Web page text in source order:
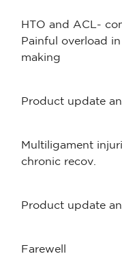
HTO and ACL-
Painful overload
making
Product update
Multiligament
chronic recov.
Product update
Farewell